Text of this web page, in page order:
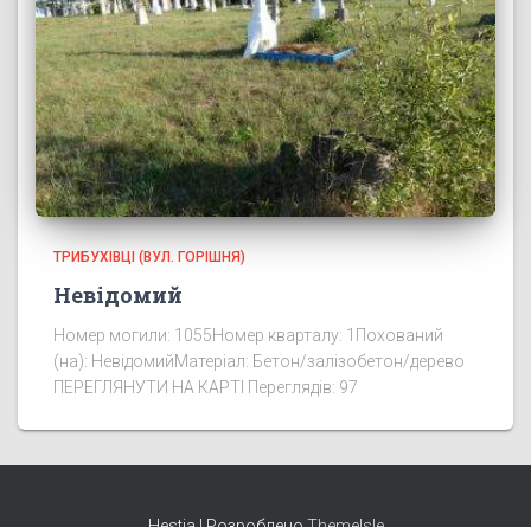
ТРИБУХІВЦІ (ВУЛ. ГОРІШНЯ)
Невідомий
Номер могили: 1055Номер кварталу: 1Похований
(на): НевідомийМатеріал: Бетон/залізобетон/дерево
ПЕРЕГЛЯНУТИ НА КАРТІ Переглядів: 97